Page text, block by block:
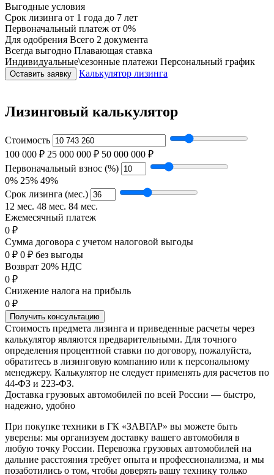
Выгодные условия
Срок лизинга от 1 года до 7 лет
Первоначальный платеж от 0%
Для одобрения Всего 2 документа
Всегда выгодно Плавающая ставка
Индивидуальные\сезонные платежи Персональный график
Оставить заявку Калькулятор лизинга
Лизинговый калькулятор
Стоимость
100 000 ₽ 25 000 000 ₽ 50 000 000 ₽
Первоначальный взнос (%)
0% 25% 49%
Срок лизинга (мес.)
12 мес. 48 мес. 84 мес.
Ежемесячный платеж
0 ₽
Сумма договора с учетом налоговой выгоды
0 ₽ 0 ₽ без выгоды
Возврат 20% НДС
0 ₽
Снижение налога на прибыль
0 ₽
Получить консультацию
Стоимость предмета лизинга и приведенные расчеты через
калькулятор являются предварительными. Для точного
определения процентной ставки по договору, пожалуйста,
обратитесь в лизинговую компанию или к персональному
менеджеру. Калькулятор не следует применять для расчетов по
44-ФЗ и 223-ФЗ.
Доставка грузовых автомобилей по всей России — быстро,
надежно, удобно
При покупке техники в ГК «ЗАВГАР» вы можете быть
уверены: мы организуем доставку вашего автомобиля в
любую точку России. Перевозка грузовых автомобилей на
дальние расстояния требует опыта и профессионализма, и мы
позаботились о том, чтобы доверять вашу технику только